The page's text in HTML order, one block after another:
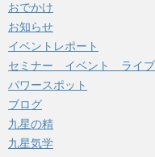
おでかけ
お知らせ
イベントレポート
セミナー イベント ライブ
パワースポット
ブログ
九星の精
九星気学